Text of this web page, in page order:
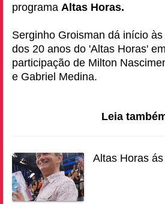
programa Altas Horas.
Serginho Groisman dá início
dos 20 anos do 'Altas Horas'
participação de Milton
e Gabriel Medina.
Leia
Altas Horas